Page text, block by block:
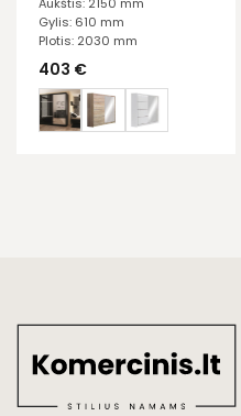
Gylis: 610 mm
Plotis: 2030 mm
403 €